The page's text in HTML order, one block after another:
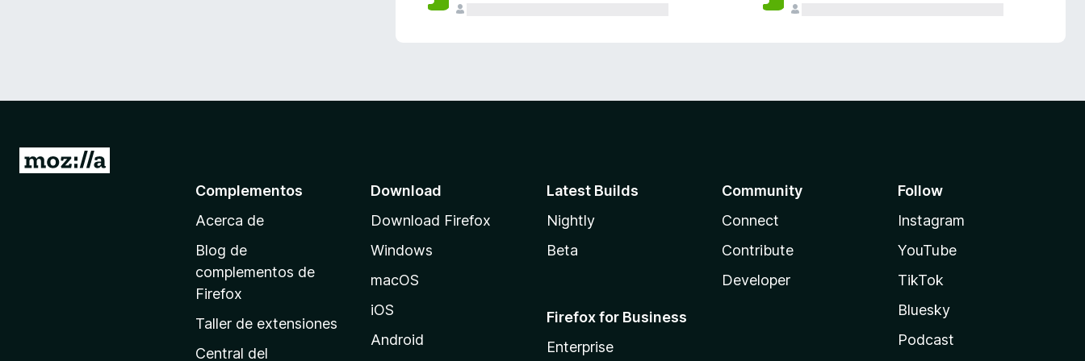
Complementos
Acerca de
Blog de
complementos de
Firefox
Taller de extensiones
Central del
Download
Download Firefox
Windows
macOS
iOS
Android
Latest Builds
Nightly
Beta
Firefox for Business
Enterprise
Community
Connect
Contribute
Developer
Follow
Instagram
YouTube
TikTok
Bluesky
Podcast